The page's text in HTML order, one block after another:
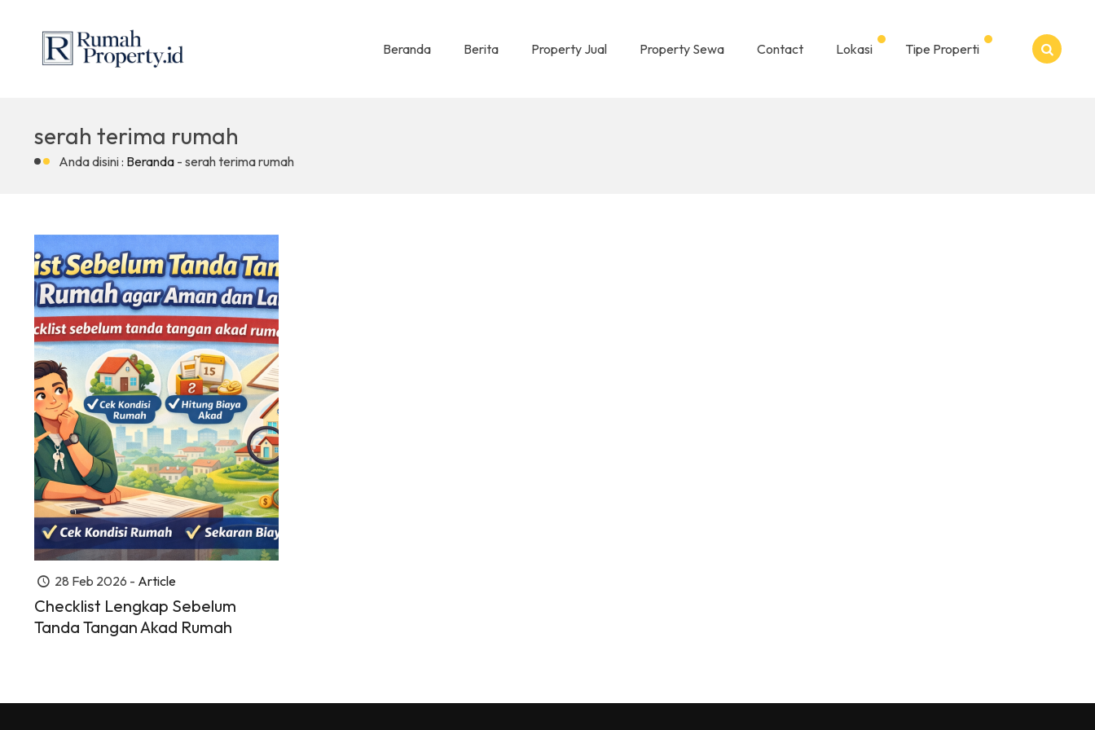
Beranda Berita Property Jual Property Sewa Contact Lokasi Tipe Properti
serah terima rumah
Anda disini : Beranda - serah terima rumah
28 Feb 2026 - Article
Checklist Lengkap Sebelum
Tanda Tangan Akad Rumah